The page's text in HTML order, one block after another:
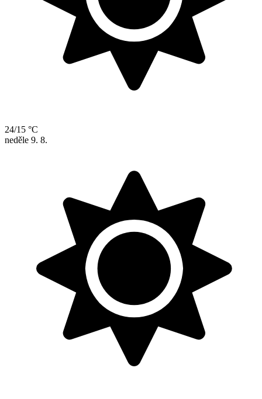
24/15 °C
neděle 9. 8.